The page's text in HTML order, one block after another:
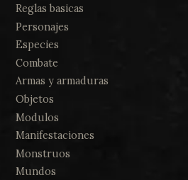
Reglas basicas
Personajes
Especies
Combate
Armas y armaduras
Objetos
Modulos
Manifestaciones
Monstruos
Mundos